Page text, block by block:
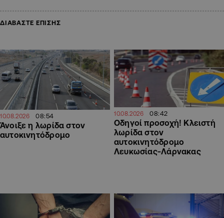
ΔΙΑΒΑΣΤΕ ΕΠΙΣΗΣ
10.08.2026 08:54
Άνοιξε η λωρίδα στον
αυτοκινητόδρομο
10.08.2026 08:42
Οδηγοί προσοχή! Κλειστή
λωρίδα στον
αυτοκινητόδρομο
Λευκωσίας-Λάρνακας